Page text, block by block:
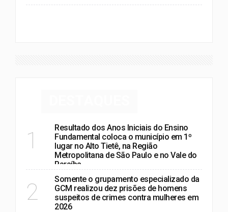
1
Resultado dos Anos Iniciais do Ensino
Fundamental coloca o município em 1º
lugar no Alto Tietê, na Região
Metropolitana de São Paulo e no Vale do
Paraíba
2
Somente o grupamento especializado da
GCM realizou dez prisões de homens
suspeitos de crimes contra mulheres em
2026